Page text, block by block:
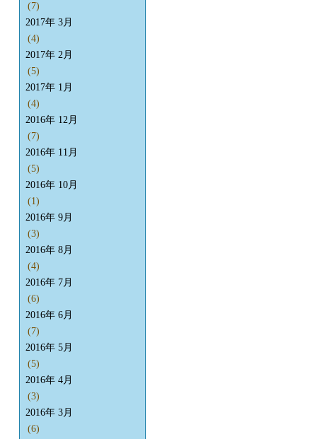
(7)
2017年 3月
(4)
2017年 2月
(5)
2017年 1月
(4)
2016年 12月
(7)
2016年 11月
(5)
2016年 10月
(1)
2016年 9月
(3)
2016年 8月
(4)
2016年 7月
(6)
2016年 6月
(7)
2016年 5月
(5)
2016年 4月
(3)
2016年 3月
(6)